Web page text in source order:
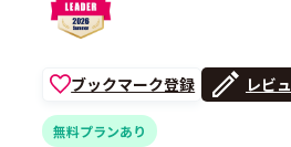
ブックマーク登録 レビ
無料プランあり